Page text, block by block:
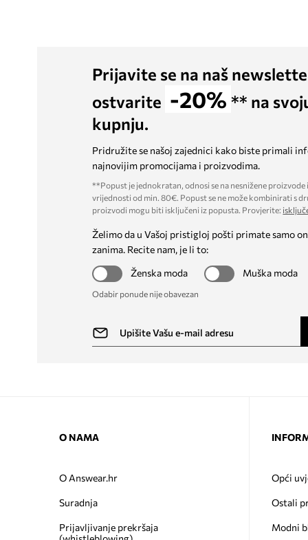
Prijavite se na naš
ostvarite -20% ** na
kupnju.
Pridružite se našoj zajednici kako biste primali
najnovijim promocijama i proizvodima.
**Popust je jednokratan, odnosi se na nesnižene proizvode
vrijednosti od min. 80€. Popust se ne može kombinirati s
proizvodi mogu biti isključeni iz popusta. Provjerite:
Želimo da u Vašoj pristigloj pošti primate samo
zanima. Recite nam, je li to:
Ženska moda
Muška moda
Odabir ponude nije obavezan
O NAMA
O Answear.hr
Suradnja
Prijavljivanje prekršaja
Opći
Ostali
Modni